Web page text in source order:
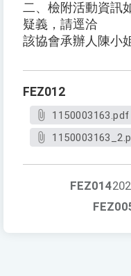
二、檢附活動資訊
疑義，請逕洽
該協會承辦人陳小
FEZ012
1150003163.pdf
FEZ014